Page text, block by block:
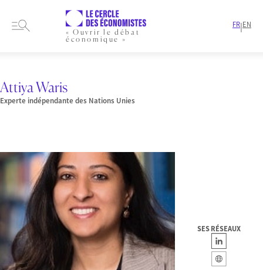
« Ouvrir le débat
économique »
FR|EN
Attiya Waris
Experte indépendante des Nations Unies
SES RÉSEAUX